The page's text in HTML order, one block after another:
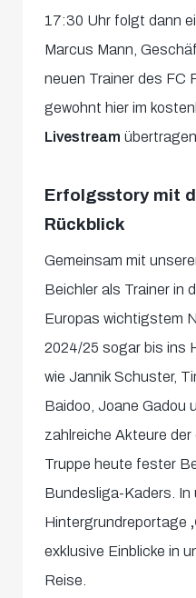
17:30 Uhr folgt dann
Marcus Mann,
neuen Trainer des FC
gewohnt hier im
Livestream übertragen
Erfolgsstory mit
Rückblick
Gemeinsam mit
Beichler als Trainer in
Europas wichtigstem
2024/25 sogar bis ins
wie Jannik Schuster,
Baidoo, Joane Gadou
zahlreiche Akteure
Truppe heute fester
Bundesliga-Kaders. In
Hintergrundreportage
exklusive Einblicke in
Reise.